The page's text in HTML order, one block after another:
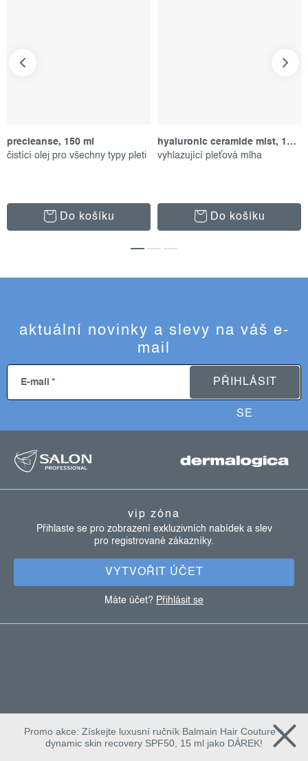
precleanse, 150 ml
čistící olej pro všechny typy pleti
Do košíku
hyaluronic ceramide mist, 150 ml
vyhlazující pleťová mlha
Do košíku
aktuální novinky a slevy na váš e-
mail
E-mail PŘIHLÁSIT
SE
vip zóna
Přihlaste se pro zobrazení exkluzivních nabídek a slev
pro registrované zákazníky.
VYTVOŘIT ÚČET
Máte účet? Přihlásit se
Promo akce: Získejte luxusní ručník Balmain Hair Couture +
dynamic skin recovery SPF50, 15 ml jako DÁREK!